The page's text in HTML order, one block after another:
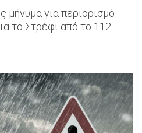
μήνυμα για περιορισμό
το Στρέφι από το 112.